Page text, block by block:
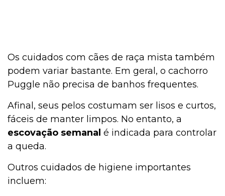
Os cuidados com cães de raça mista também
podem variar bastante. Em geral, o cachorro
Puggle não precisa de banhos frequentes.
Afinal, seus pelos costumam ser lisos e curtos,
fáceis de manter limpos. No entanto, a
escovação semanal é indicada para controlar
a queda.
Outros cuidados de higiene importantes
incluem: